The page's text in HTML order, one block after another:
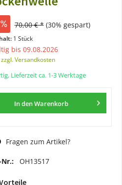
70,00 € * (30% gespart)
1 Stück
bis 09.08.2026
zzgl. Versandkosten
Lieferzeit ca. 1-3 Werktage
In denWarenkorb
Fragen zum Artikel?
OH13517